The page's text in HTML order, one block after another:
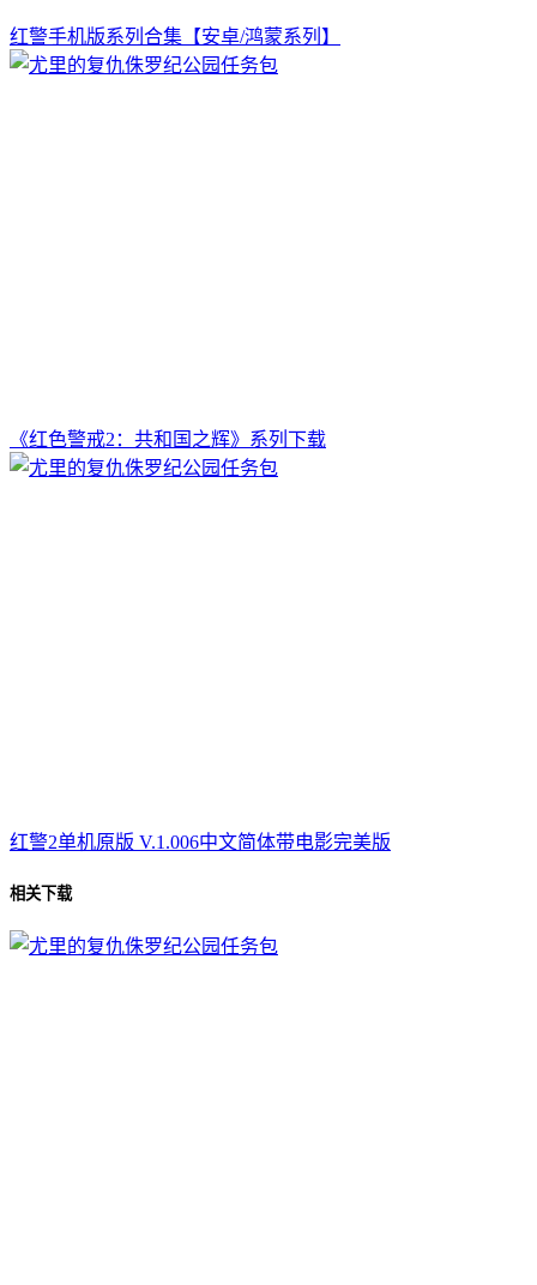
红警手机版系列合集【安卓/鸿蒙系列】
《红色警戒2：共和国之辉》系列下载
红警2单机原版 V.1.006中文简体带电影完美版
相关下载